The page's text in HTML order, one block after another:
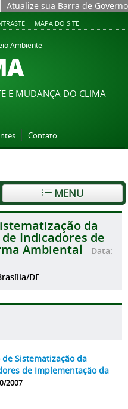
Atualize sua Barra de Governo
MAPA DO SITE
Ambiente
E MUDANÇA DO CLIMA
Contato
MENU
da
Indicadores de
Ambiental - Data:
DF
Sistematização da
de Implementação da
2007